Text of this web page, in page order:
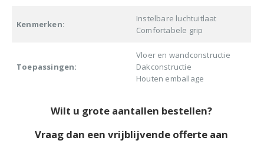
Kenmerken:
Instelbare luchtuitlaat
Comfortabele grip
Toepassingen:
Vloer en wandconstructie
Dakconstructie
Houten emballage
Wilt u grote aantallen bestellen?
Vraag dan een vrijblijvende offerte aan